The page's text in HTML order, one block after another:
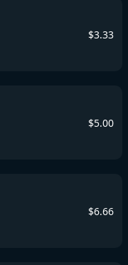
$3.33
$5.00
$6.66